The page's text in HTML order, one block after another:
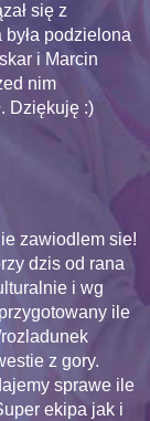
się z
podzielona
i Marcin
nim
Dziękuję :)
zawiodlem sie!
dzis od rana
i wg
ile
z gory.
sprawe ile
ekipa jak i